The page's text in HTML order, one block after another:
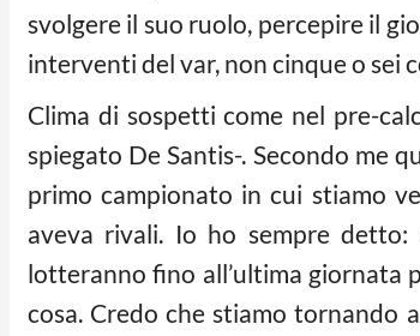
svolgere il suo ruolo, percepire il
interventi del var, non cinque o sei
Clima di sospetti come nel pre-
spiegato De Santis-. Secondo me
primo campionato in cui stiamo
aveva rivali. Io ho sempre
lotteranno fino all’ultima giornata
cosa. Credo che stiamo tornando